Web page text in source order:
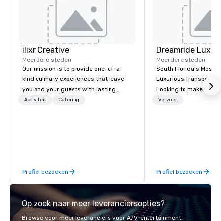
ilixr Creative
Meerdere steden
Our mission is to provide one-of-a-
kind culinary experiences that leave
you and your guests with lasting
memories and satiated palates. Every
catering industry.
Activiteit Catering
Profiel bezoeken
Meerdere steden
South Florida's Most
Luxurious
Looking to make your
to remember? With
services.
Vervoer
Profiel bezoeken
Op zoek naar meer leveranciersopties?
Browse voor meer leveranciers voor A/V, entertainment,